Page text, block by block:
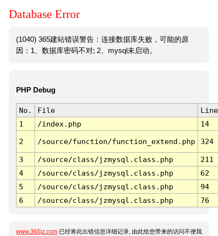
Database Error
(1040) 365建站错误警告：连接数据库失败，可能的原
因：1、数据库密码不对; 2、mysql未启动。
PHP Debug
No. File
Line
1
/index.php 14
2 /source/function/function_extend.php 324
3 /source/class/jzmysql.class.php
211
4
/source/class/jzmysql.class.php
62
5
/source/class/jzmysql.class.php
94
6
/source/class/jzmysql.class.php 76
www.365jz.com 已经将此出错信息详细记录, 由此给您带来的访问不便我